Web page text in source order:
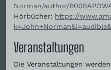
Norman/author/
Hörbücher: https://
Veranstaltungen
Die Veranstaltungen